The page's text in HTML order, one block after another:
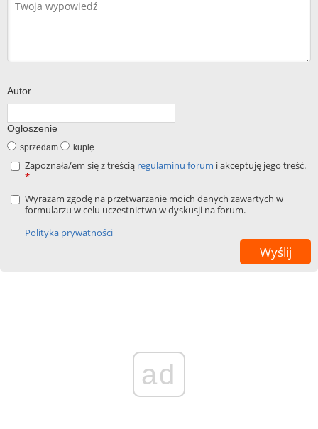
Autor
Ogłoszenie
sprzedam kupię
Zapoznała/em się z treścią regulaminu forum i akceptuję jego treść.
*
Wyrażam zgodę na przetwarzanie moich danych zawartych w
formularzu w celu uczestnictwa w dyskusji na forum.
Polityka prywatności
ad